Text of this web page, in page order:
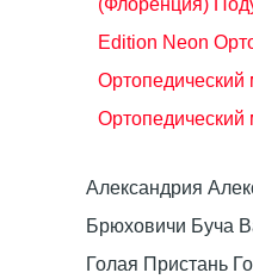
Edition Neon
Ортопедический
Ортопедический
Александрия
Брюховичи Буча
Голая Пристань